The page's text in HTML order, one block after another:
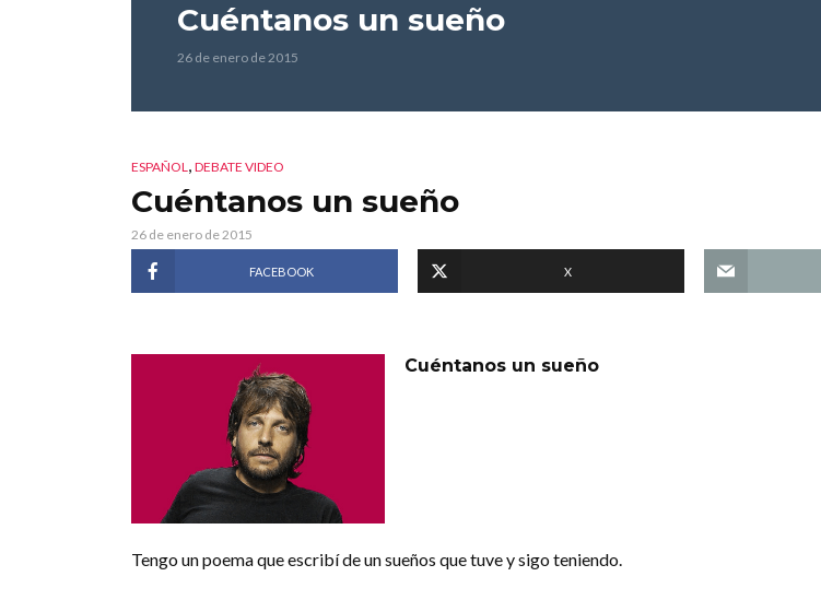
Cuéntanos un sueño
26 de enero de 2015
ESPAÑOL, DEBATE VIDEO
Cuéntanos un sueño
26 de enero de 2015
FACEBOOK X
Cuéntanos un sueño
Tengo un poema que escribí de un sueños que tuve y sigo teniendo.